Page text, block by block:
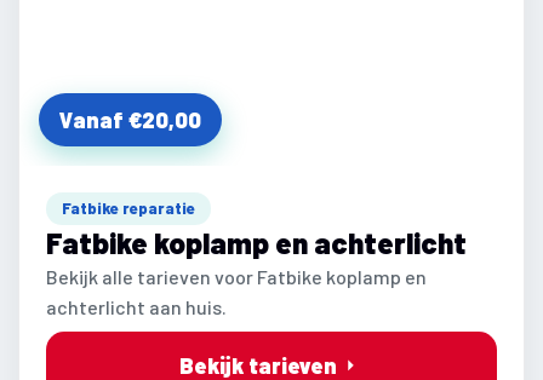
Vanaf €20,00
Fatbike reparatie
Fatbike koplamp en achterlicht
Bekijk alle tarieven voor Fatbike koplamp en
achterlicht aan huis.
Bekijk tarieven